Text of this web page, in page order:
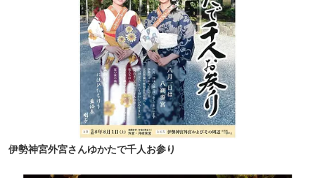
伊勢神宮外宮さんゆかたで千人お参り